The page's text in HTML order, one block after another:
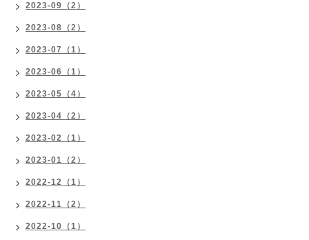
2023-09（2）
2023-08（2）
2023-07（1）
2023-06（1）
2023-05（4）
2023-04（2）
2023-02（1）
2023-01（2）
2022-12（1）
2022-11（2）
2022-10（1）